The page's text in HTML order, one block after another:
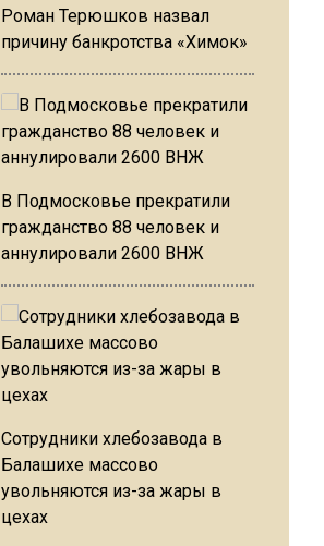
Роман Терюшков назвал
причину банкротства «Химок»
В Подмосковье прекратили
гражданство 88 человек и
аннулировали 2600 ВНЖ
Сотрудники хлебозавода в
Балашихе массово
увольняются из-за жары в
цехах